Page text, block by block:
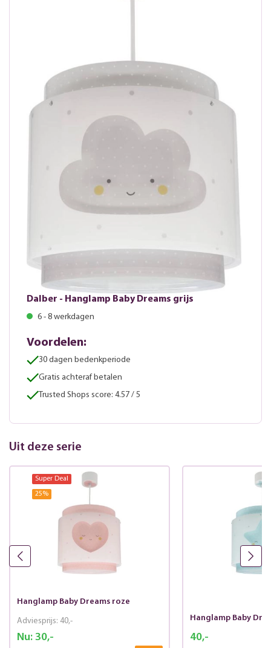
Dalber - Hanglamp Baby Dreams grijs
6 - 8 werkdagen
Voordelen:
30 dagen bedenkperiode
Gratis achteraf betalen
Trusted Shops score: 4.57 / 5
Uit deze serie
Super Deal
25%
Hanglamp Baby Dreams roze
Nu:30,-
Adviesprijs: 40,- Hanglamp Baby
40,-